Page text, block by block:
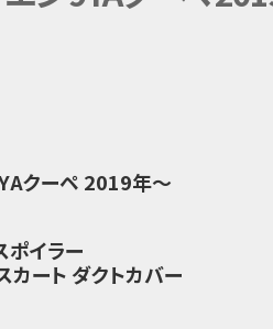
クーペ 2019年〜
ポイラー
カート ダクトカバー